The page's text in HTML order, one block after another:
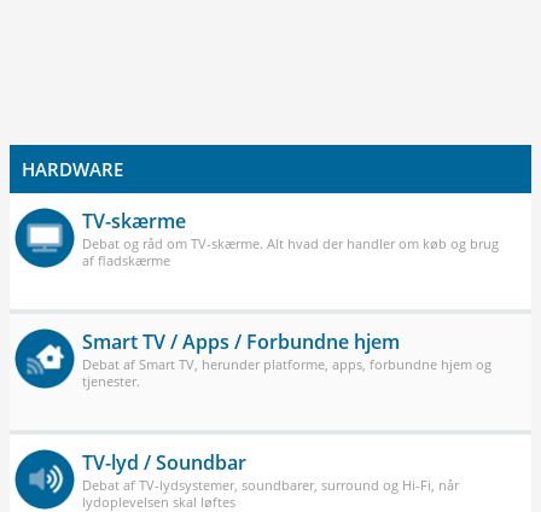
HARDWARE
TV-skærme
Debat og råd om TV-skærme. Alt hvad der handler om køb og brug
af fladskærme
Smart TV / Apps / Forbundne hjem
Debat af Smart TV, herunder platforme, apps, forbundne hjem og
tjenester.
TV-lyd / Soundbar
Debat af TV-lydsystemer, soundbarer, surround og Hi-Fi, når
lydoplevelsen skal løftes